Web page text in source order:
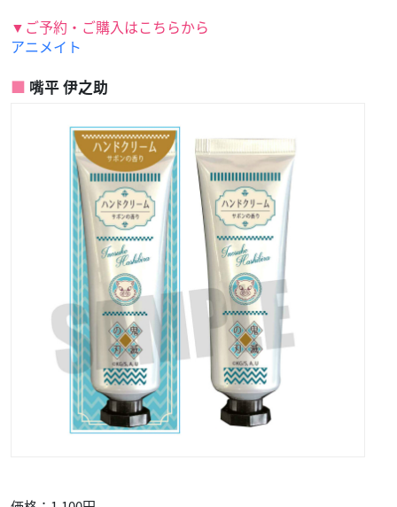
▼ご予約・ご購入はこちらから
アニメイト
嘴平 伊之助